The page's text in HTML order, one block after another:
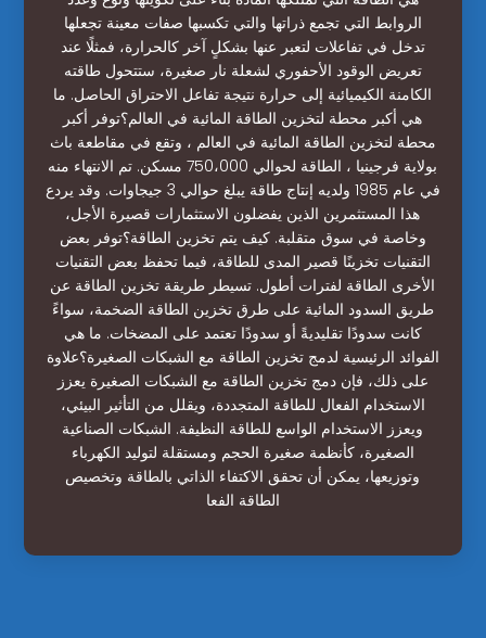
الروابط التي تجمع ذراتها والتي تكسبها صفات معينة تجعلها
تدخل في تفاعلات لتعبر عنها بشكلٍ آخر كالحرارة، فمثلًا عند
تعريض الوقود الأحفوري لشعلة نار صغيرة، ستتحول طاقته
الكامنة الكيميائية إلى حرارة نتيجة تفاعل الاحتراق الحاصل. ما
هي أكبر محطة لتخزين الطاقة المائية في العالم؟توفر أكبر
محطة لتخزين الطاقة المائية في العالم ، وتقع في مقاطعة باث
بولاية فرجينيا ، الطاقة لحوالي 750،000 مسكن. تم الانتهاء منه
في عام 1985 ولديه إنتاج طاقة يبلغ حوالي 3 جيجاوات. وقد يردع
هذا المستثمرين الذين يفضلون الاستثمارات قصيرة الأجل،
وخاصة في سوق متقلبة. كيف يتم تخزين الطاقة؟توفر بعض
التقنيات تخزينًا قصير المدى للطاقة، فيما تحفظ بعض التقنيات
الأخرى الطاقة لفترات أطول. تسيطر طريقة تخزين الطاقة عن
طريق السدود المائية على طرق تخزين الطاقة الضخمة، سواءً
كانت سدودًا تقليديةً أو سدودًا تعتمد على المضخات. ما هي
الفوائد الرئيسية لدمج تخزين الطاقة مع الشبكات الصغيرة؟علاوة
على ذلك، فإن دمج تخزين الطاقة مع الشبكات الصغيرة يعزز
الاستخدام الفعال للطاقة المتجددة، ويقلل من التأثير البيئي،
ويعزز الاستخدام الواسع للطاقة النظيفة. الشبكات الصناعية
الصغيرة، كأنظمة صغيرة الحجم ومستقلة لتوليد الكهرباء
وتوزيعها، يمكن أن تحقق الاكتفاء الذاتي بالطاقة وتخصيص
الطاقة الفعا